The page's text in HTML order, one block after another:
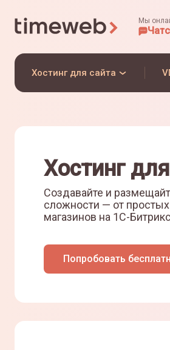
Мы
Чат
Хостинг для сайта
Хостинг
Создавайте и
сложности — от
магазинов на 1С-Битрикс
Попробовать